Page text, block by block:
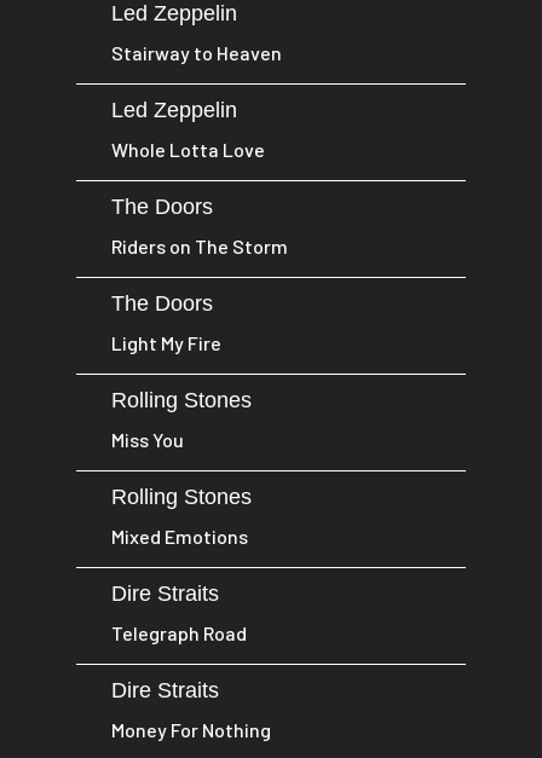
Led Zeppelin
Stairway to Heaven
Led Zeppelin
Whole Lotta Love
The Doors
Riders on The Storm
The Doors
Light My Fire
Rolling Stones
Miss You
Rolling Stones
Mixed Emotions
Dire Straits
Telegraph Road
Dire Straits
Money For Nothing